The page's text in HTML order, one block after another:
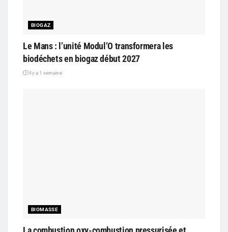
BIOGAZ
Le Mans : l’unité Modul’O transformera les
biodéchets en biogaz début 2027
il y a 1 semaine
BIOMASSE